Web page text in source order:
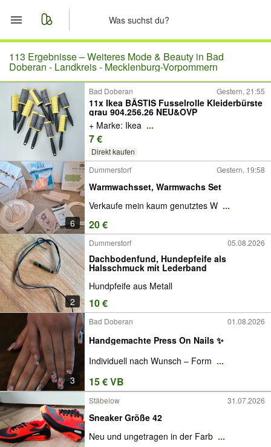
Start
Merkliste
Nachrichten
Anzeige aufgeben
113 Ergebnisse –Weiteres Mode & Beauty in Bad
Doberan - Landkreis - Mecklenburg-Vorpommern
Bad Doberan Gestern, 21:55
11x Ikea BÄSTIS Fusselrolle Kleiderbürste
grau 904.256.26 NEU&OVP
+ Marke: Ikea ...
7 €
Direkt kaufen
6
Dummerstorf Gestern, 19:58
Warmwachsset, Warmwachs Set
Verkaufe mein kaum genutztes W ...
20 €
2
Dummerstorf 05.08.2026
Dachbodenfund, Hundepfeife als
Halsschmuck mit Lederband
Hundpfeife aus Metall
10 €
3
Bad Doberan 01.08.2026
Handgemachte Press On Nails ✨
Individuell nach Wunsch – Form ...
15 € VB
Stäbelow 31.07.2026
Sneaker Größe 42
Neu und ungetragen in der Farb ...